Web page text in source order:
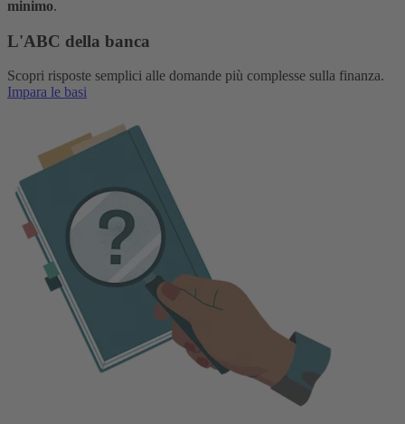
minimo.
L'ABC della banca
Scopri risposte semplici alle domande più complesse sulla finanza.
Impara le basi